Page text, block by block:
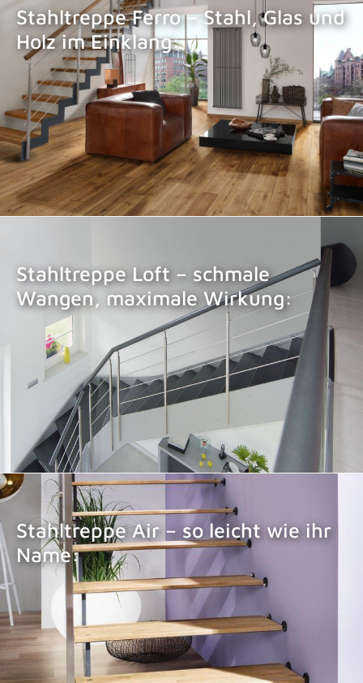
Stahltreppe Ferro – Stahl, Glas und
Holz im Einklang:
STAHLTREPPE FERRO
Stahltreppe Loft – schmale
Wangen, maximale Wirkung:
STAHLTREPPE LOFT
Stahltreppe Air – so leicht wie ihr
Name:
STAHLTREPPE AIR